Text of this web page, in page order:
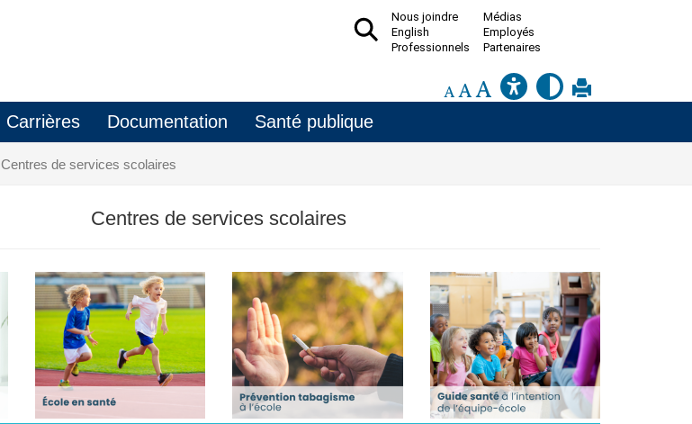
Nous joindre
Médias
English
Employés
Professionnels
Partenaires
Carrières Documentation Santé publique
Centres de services scolaires
Centres de services scolaires